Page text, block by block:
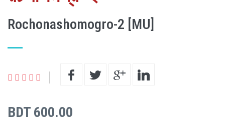
Rochonashomogro-2 [MU]
BDT 600.00